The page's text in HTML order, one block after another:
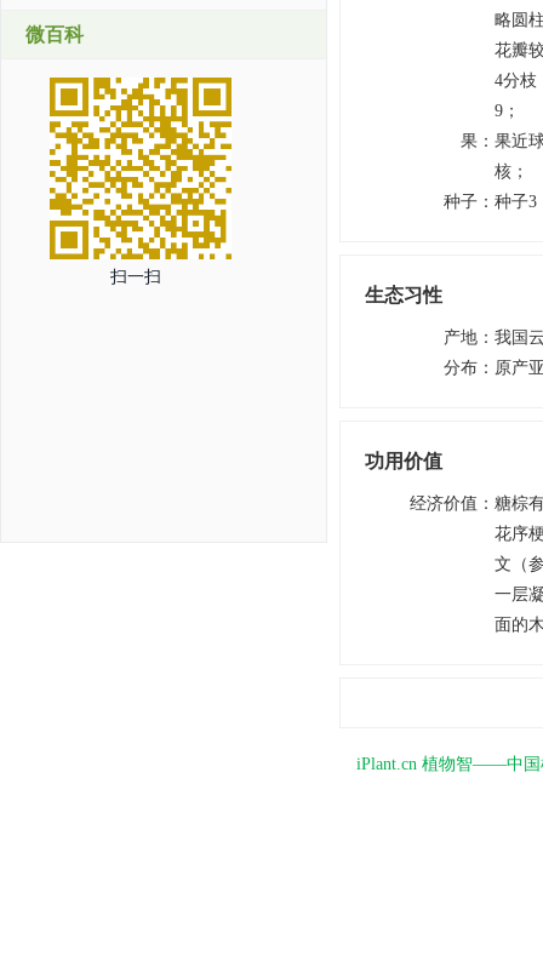
微百科
扫一扫
略圆
花瓣
4分枝
9；
果 ： 果近
核；
种子 ： 种子3
生态习性
产地 ： 我国
分布 ： 原产
功用价值
经济价值 ： 糖棕
花序
文（
一层
面的
iPlant.cn 植物智——中国